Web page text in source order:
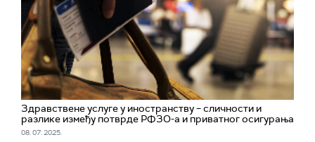
Здравствене услуге у иностранству – сличности и
разлике између потврде РФЗО-а и приватног осигурања
08. 07. 2025.